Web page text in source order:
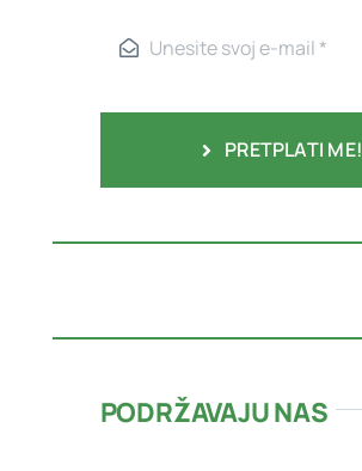
PRETPLATI ME!
PODRŽAVAJU NAS